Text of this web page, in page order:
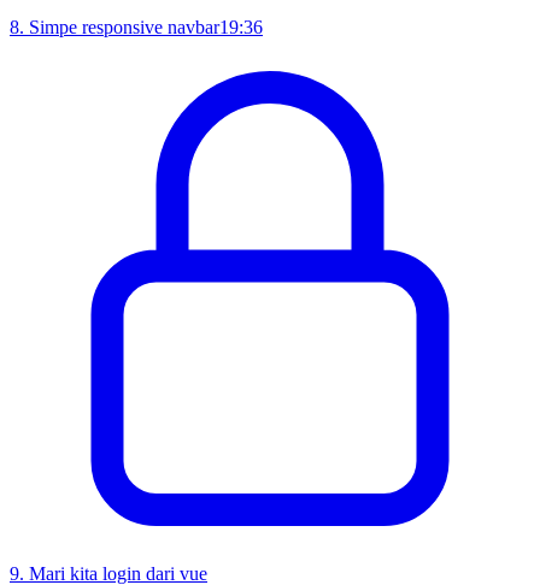
8. Simpe responsive navbar19:36
9. Mari kita login dari vue